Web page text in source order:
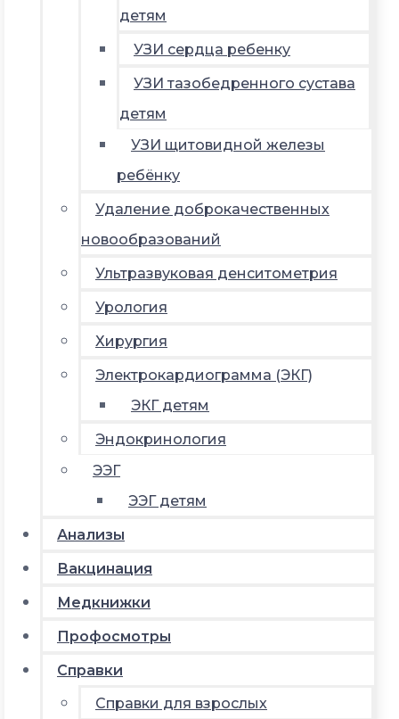
детям
УЗИ сердца ребенку
УЗИ тазобедренного сустава
детям
УЗИ щитовидной железы
ребёнку
Удаление доброкачественных
новообразований
Ультразвуковая денситометрия
Урология
Хирургия
Электрокардиограмма (ЭКГ)
ЭКГ детям
Эндокринология
ЭЭГ
ЭЭГ детям
Анализы
Вакцинация
Медкнижки
Профосмотры
Справки
Справки для взрослых